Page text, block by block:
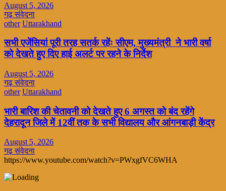
August 5, 2026
गढ़ संवेदना
other Uttarakhand
सभी एजेंसियां पूरी तरह सतर्क रहेंः सीएम, मुख्यमंत्री ने भारी वर्षा
को देखते हुए दिए हाई अलर्ट पर रहने के निर्देश
August 5, 2026
गढ़ संवेदना
other Uttarakhand
भारी बारिश की चेतावनी को देखते हुए 6 अगस्त को बंद रहेंगे
देहरादून जिले में 12वीं तक के सभी विद्यालय और आंगनबाड़ी केंद्र
August 5, 2026
गढ़ संवेदना
https://www.youtube.com/watch?v=PWxgfVC6WHA